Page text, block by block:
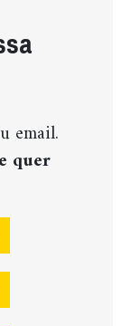
email.
quer